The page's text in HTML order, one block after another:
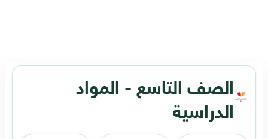
الصف التاسع - المواد
الدراسية